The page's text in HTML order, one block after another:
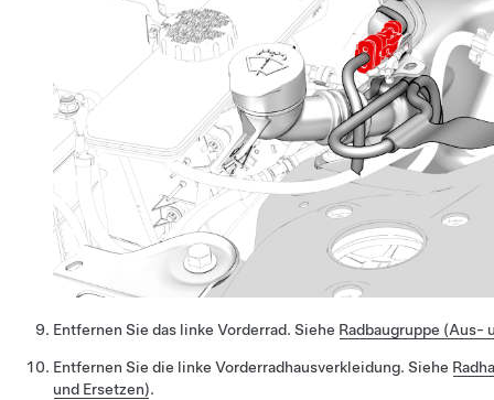
Entfernen Sie das linke Vorderrad. Siehe Radbaugruppe (Aus-
Entfernen Sie die linke Vorderradhausverkleidung. Siehe
und Ersetzen).